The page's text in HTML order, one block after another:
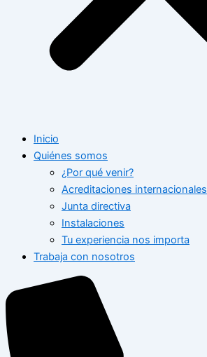
Inicio
Quiénes somos
¿Por qué venir?
Acreditaciones internacionales
Junta directiva
Instalaciones
Tu experiencia nos importa
Trabaja con nosotros